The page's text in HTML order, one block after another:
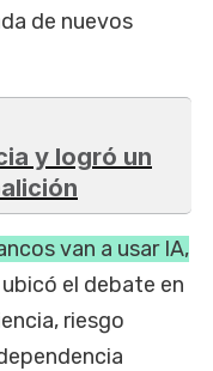
de nuevos
y logró un
van a usar IA,
el debate en
riesgo